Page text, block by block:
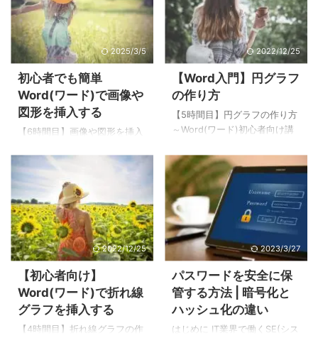
のあるコードを登録する攻撃
のことをいいます。主に掲示
板などの書き込みサイトに悪
意のあるコードを投稿し、何
にその悪意のあるコードを実
行させ、Cookieなどの情報を
抜き取る攻撃です。 クロスサ
イトスクリプティング（XSS）
イトなどに悪意のあるスクリ
プトを登録します。※罠を仕掛
けます。 登録した悪意のある
スクリプトは、 ...
し暗号化した当事者や送りた
い相手にまでその内容が分か
らなくなっては意味がありま
せん。そのため暗号化したデ
号）なっています。 暗号化の
イメージは以下の通りです。
暗号化したデータを元に戻す
ためには、暗号化した方式と
必要です。そのため、仮に第
三者が暗号化したデータを盗
聴しても容易に解析できませ
ん。 身近な例では無線LANや
メ ...
2025/3/5
初心者でも簡単
Word(ワード)で画像や
図形を挿入する
【6時間目】画像や図形を挿入
け講座 基礎編～ 前回の記事(5
を作り方法」についてを紹介
しました。6時間目は
「Word(ワード)で画像や図形
の挿入する方法」を紹介しま
す。 今回、作成する完成例は
Word(ワード)に画像を挿入す
る まずWord(ワード)に画像を
挿入します。インターネット
上に画像を利用する場合は、
2022/12/25
【Word入門】円グラフ
の作り方
【5時間目】円グラフの作り方
～Word(ワード)初心者向け講
目)では「Word(ワード)で折れ
線グラフを作成する方法」に
ついてを紹介しました。5時間
目は「Word(ワード)で円グラ
フを作る方法」を紹介しま
す。 今回、作成する円グラフ
は以下の通り。 [5時間目の完
成例] Word(ワード)に円グ
ラフを挿入する まずは
Word(ワード)に円グラフを挿
入していきます。 ( 1 ) 円グラ
フを挿入したい位置にカーソ
2022/12/25
【初心者向け】
Word(ワード)で折れ線
グラフを挿入する
【4時間目】折れ線グラフの作
2023/3/27
パスワードを安全に保
管する方法 | 暗号化と
ハッシュ化の違い
はじめに IT業界で働くSE(シス